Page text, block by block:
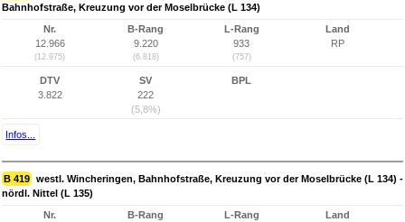
Bahnhofstraße, Kreuzung vor der Moselbrücke (L 134)
Nr.
12.966
(12.975)
B-Rang
9.220
(6.818)
L-Rang
933
(757)
Land
RP
DTV
3.822
SV
222
(5,8%)
BPL
Infos...
B 419 westl. Wincheringen, Bahnhofstraße, Kreuzung vor der Moselbrücke (L 134) -
nördl. Nittel (L 135)
Nr.
B-Rang
L-Rang
Land